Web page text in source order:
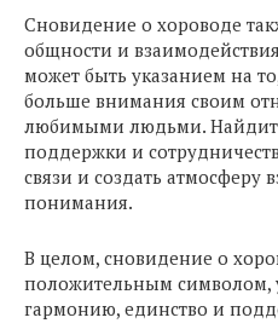
Сновидение о хороводе
общности и
может быть указанием на
больше внимания своим
любимыми людьми.
поддержки и
связи и создать
понимания.
В целом, сновидение о
положительным
гармонию, единство и